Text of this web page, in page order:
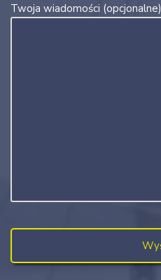
Twoja wiadomości (opcjonalne)